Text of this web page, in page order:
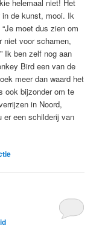
helemaal niet! Het
in de kunst, mooi. Ik
moet dus zien om
niet voor schamen,
Ik ben zelf nog aan
Bird een van de
meer dan waard het
ook bijzonder om te
in Noord,
er een schilderij van